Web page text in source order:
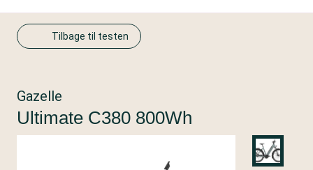
Tilbage til testen
Gazelle
Ultimate C380 800Wh